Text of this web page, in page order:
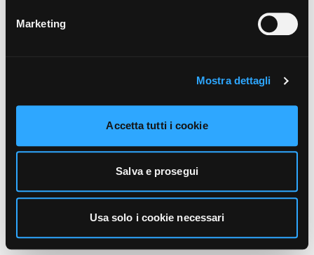
Marketing
Mostra dettagli
Accetta tutti i cookie
Salva e prosegui
Usa solo i cookie necessari